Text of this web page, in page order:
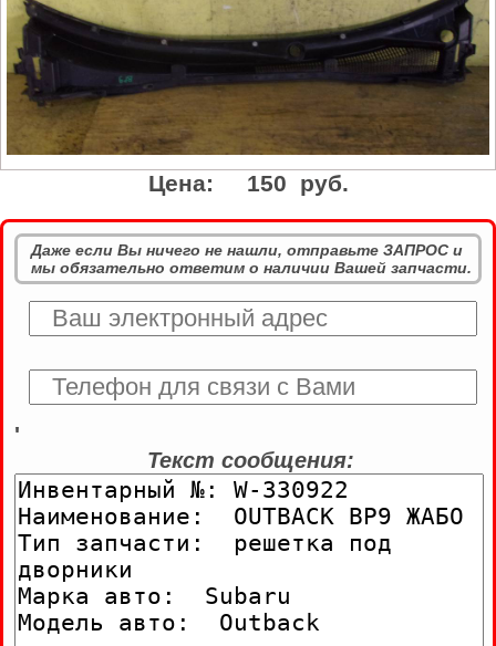
Цена: 150 руб.
Даже если Вы ничего не нашли, отправьте ЗАПРОС и
мы обязательно ответим о наличии Вашей запчасти.
'
Текст сообщения: